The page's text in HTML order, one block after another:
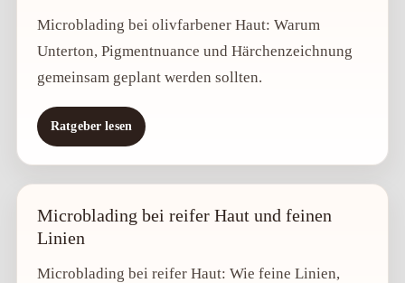
Microblading bei olivfarbener Haut: Warum
Unterton, Pigmentnuance und Härchenzeichnung
gemeinsam geplant werden sollten.
Ratgeber lesen
Microblading bei reifer Haut und feinen
Linien
Microblading bei reifer Haut: Wie feine Linien,